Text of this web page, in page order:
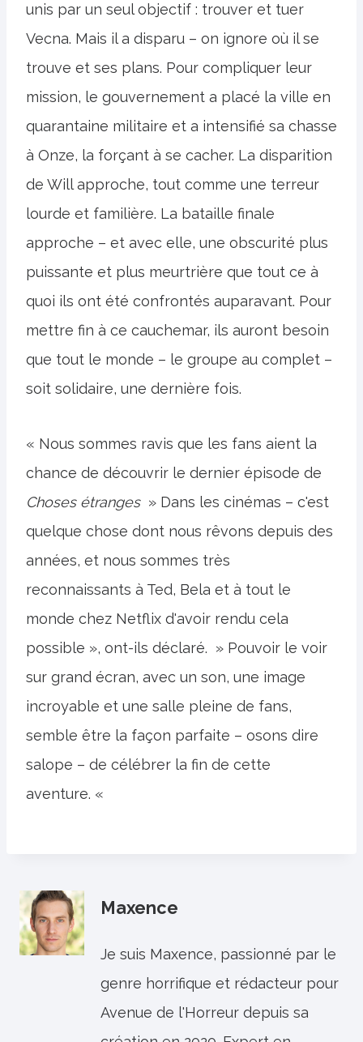
unis par un seul objectif : trouver et tuer
Vecna. Mais il a disparu – on ignore où il se
trouve et ses plans. Pour compliquer leur
mission, le gouvernement a placé la ville en
quarantaine militaire et a intensifié sa chasse
à Onze, la forçant à se cacher. La disparition
de Will approche, tout comme une terreur
lourde et familière. La bataille finale
approche – et avec elle, une obscurité plus
puissante et plus meurtrière que tout ce à
quoi ils ont été confrontés auparavant. Pour
mettre fin à ce cauchemar, ils auront besoin
que tout le monde – le groupe au complet –
soit solidaire, une dernière fois.
« Nous sommes ravis que les fans aient la
chance de découvrir le dernier épisode de
Choses étranges » Dans les cinémas – c'est
quelque chose dont nous rêvons depuis des
années, et nous sommes très
reconnaissants à Ted, Bela et à tout le
monde chez Netflix d'avoir rendu cela
possible », ont-ils déclaré. » Pouvoir le voir
sur grand écran, avec un son, une image
incroyable et une salle pleine de fans,
semble être la façon parfaite – osons dire
salope – de célébrer la fin de cette
aventure. «
Maxence
Je suis Maxence, passionné par le
genre horrifique et rédacteur pour
Avenue de l'Horreur depuis sa